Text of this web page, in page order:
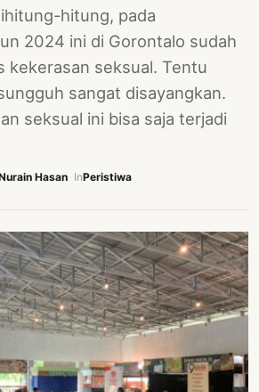
hitung, pada
2024 ini di Gorontalo sudah
kekerasan seksual. Tentu
sangat disayangkan.
seksual ini bisa saja terjadi
Hasan InPeristiwa